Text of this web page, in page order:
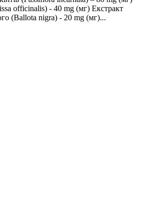
officinalis) - 40 mg (мг) Екстракт
(Ballota nigra) - 20 mg (мг)...